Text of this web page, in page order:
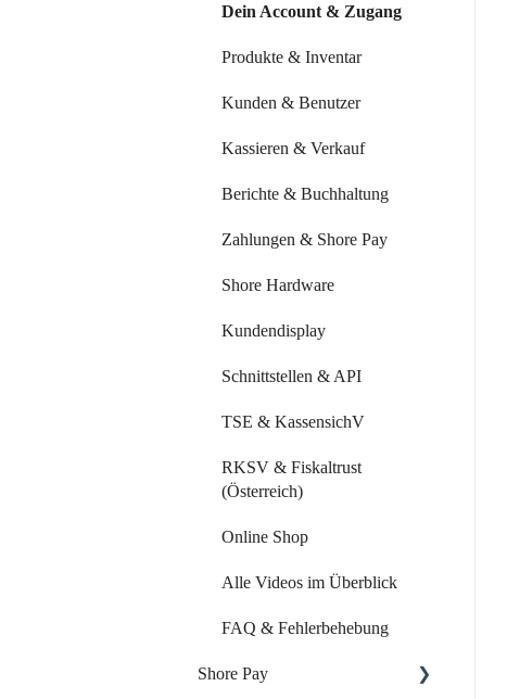
Plattformen
Systemeinstellungen
Leistungen & Kurse
Mitarbeiter & Ressourcen
Kundenverwaltung
Kundenkommunikation
Auswertungen
Marketing Funktionen
Alle Videos im Überblick
Dein Account & Zugang
Produkte & Inventar
Kunden & Benutzer
Kassieren & Verkauf
Berichte & Buchhaltung
Zahlungen & Shore Pay
Shore Hardware
Kundendisplay
Schnittstellen & API
TSE & KassensichV
RKSV & Fiskaltrust
(Österreich)
Online Shop
Alle Videos im Überblick
FAQ & Fehlerbehebung
Shore Pay